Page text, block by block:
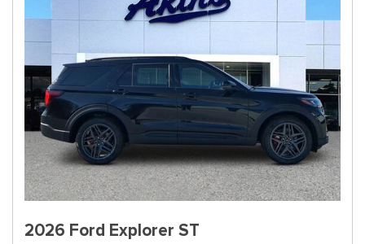
2026 Ford Explorer ST